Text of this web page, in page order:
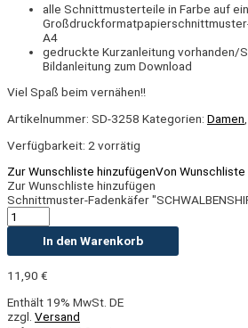
alle Schnittmusterteile in Farbe auf
A4
gedruckte Kurzanleitung vorhanden/
Bildanleitung zum Download
Viel Spaß beim vernähen!!
Artikelnummer: SD-3258 Kategorien: Damen
Verfügbarkeit: 2 vorrätig
Zur Wunschliste hinzufügenVon
Zur Wunschliste hinzufügen
Schnittmuster-Fadenkäfer
In den Warenkorb
11,90 €
Enthält 19% MwSt. DE
zzgl. Versand